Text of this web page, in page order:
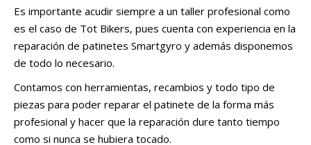
Es importante acudir siempre a un taller profesional como
es el caso de Tot Bikers, pues cuenta con experiencia en la
reparación de patinetes Smartgyro y además disponemos
de todo lo necesario.
Contamos con herramientas, recambios y todo tipo de
piezas para poder reparar el patinete de la forma más
profesional y hacer que la reparación dure tanto tiempo
como si nunca se hubiera tocado.